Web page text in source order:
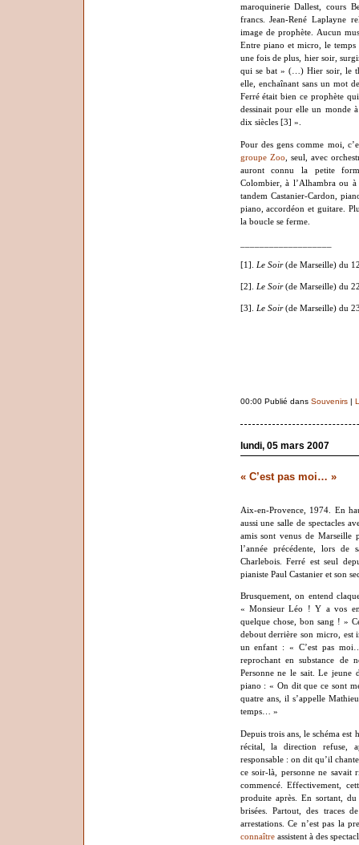
maroquinerie Dallest, cours
francs. Jean-René Laplayne
image de prophète. Aucun
Entre piano et micro, le
une fois de plus, hier soir,
qui se bat » (…) Hier soir, le
elle, enchaînant sans un mot
Ferré était bien ce prophète
dessinait pour elle un monde
dix siècles [3] ».
Pour des gens comme moi,
groupe Zoo , seul, avec
auront connu la petite
Colombier, à l’Alhambra ou
tandem Castanier-Cardon,
piano, accordéon et guitare.
la boucle se ferme.
[1]. Le Soir(de Marseille) du
[2]. Le Soir(de Marseille) du
[3]. Le Soir(de Marseille) du
00:00 Publié dans Souvenirs|
lundi, 05 mars 2007
« C’est pas moi… »
Aix-en-Provence, 1974. En
aussi une salle de spectacles
amis sont venus de Marseille
l’année précédente, lors de
Charlebois. Ferré est seul
pianiste Paul Castanier et son
Brusquement, on entend
« Monsieur Léo ! Y a vos
quelque chose, bon sang ! »
debout derrière son micro, est
un enfant : « C’est pas
reprochant en substance
Personne ne le sait. Le
piano : « On dit que ce sont
quatre ans, il s’appelle
temps… »
Depuis trois ans, le schéma est
récital, la direction refuse,
responsable : on dit qu’il
ce soir-là, personne ne savait
commencé. Effectivement,
produite après. En sortant,
brisées. Partout, des traces
arrestations. Ce n’est pas la
connaîtreassistent à des